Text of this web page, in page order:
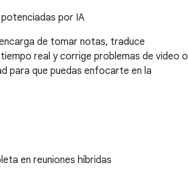
por IA
de tomar notas, traduce
real y corrige problemas de video o
para que puedas enfocarte en la
en reuniones híbridas